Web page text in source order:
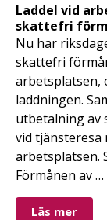
Laddel vid
skattefri
Nu har
skattefri
arbetsplatsen,
laddningen.
utbetalning av
vid tjänsteresa
arbetsplatsen.
Förmånen av …
Läs mer